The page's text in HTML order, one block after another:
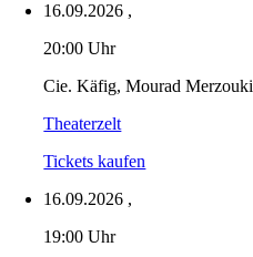
16.09.2026 ,
20:00 Uhr
Cie. Käfig, Mourad Merzouki
Theaterzelt
Tickets kaufen
16.09.2026 ,
19:00 Uhr